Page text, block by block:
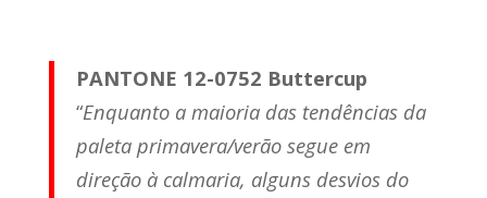
PANTONE 12-0752 Buttercup
“Enquanto a maioria das tendências da
paleta primavera/verão segue em
direção à calmaria, alguns desvios do